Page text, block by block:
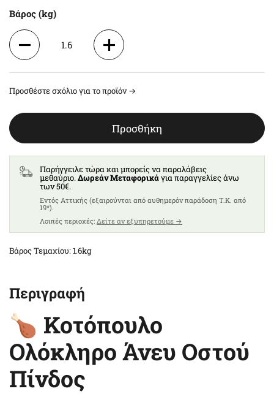
3.2
8
11.2
Βάρος (kg)
Προσθέστε σχόλιο για το προϊόν →
Προσθήκη
Παρήγγειλε τώρα και μπορείς να παραλάβεις
μεθαύριο.Δωρεάν Μεταφορικάγια παραγγελίες άνω
των 50€.
Eντός Αττικής (εξαιρούνται από αυθημερόν παράδοση T.K. από
19*).
Λοιπές περιοχές: Δείτε αν εξυπηρετούμε →
Βάρος Τεμαχίου: 1.6kg
Περιγραφή
🍗 Κοτόπουλο
Ολόκληρο Άνευ Οστού
Πίνδος